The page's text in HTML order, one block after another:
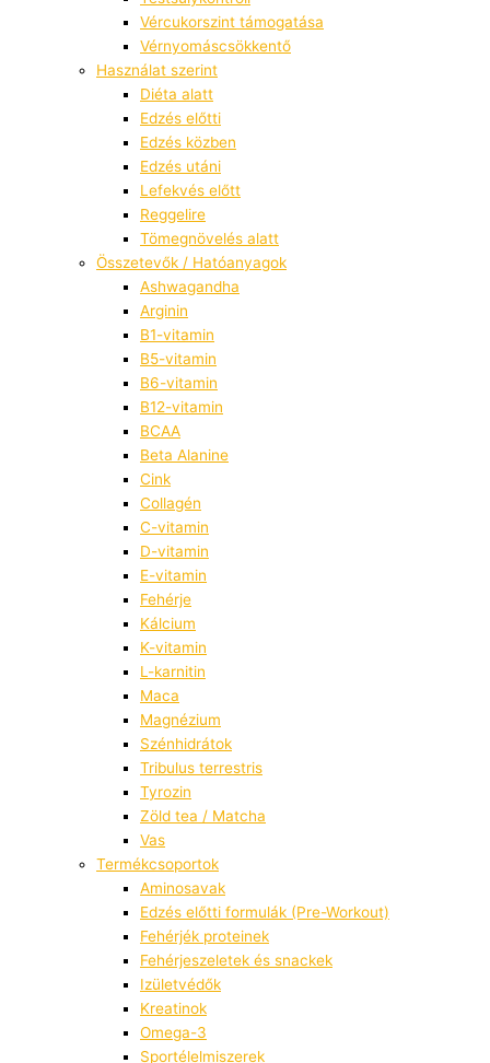
Vércukorszint támogatása
Vérnyomáscsökkentő
Használat szerint
Diéta alatt
Edzés előtti
Edzés közben
Edzés utáni
Lefekvés előtt
Reggelire
Tömegnövelés alatt
Összetevők / Hatóanyagok
Ashwagandha
Arginin
B1-vitamin
B5-vitamin
B6-vitamin
B12-vitamin
BCAA
Beta Alanine
Cink
Collagén
C-vitamin
D-vitamin
E-vitamin
Fehérje
Kálcium
K-vitamin
L-karnitin
Maca
Magnézium
Szénhidrátok
Tribulus terrestris
Tyrozin
Zöld tea / Matcha
Vas
Termékcsoportok
Aminosavak
Edzés előtti formulák (Pre-Workout)
Fehérjék proteinek
Fehérjeszeletek és snackek
Izületvédők
Kreatinok
Omega-3
Sportélelmiszerek